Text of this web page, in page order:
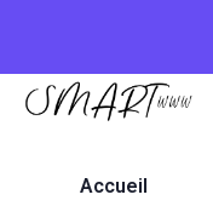
Accueil